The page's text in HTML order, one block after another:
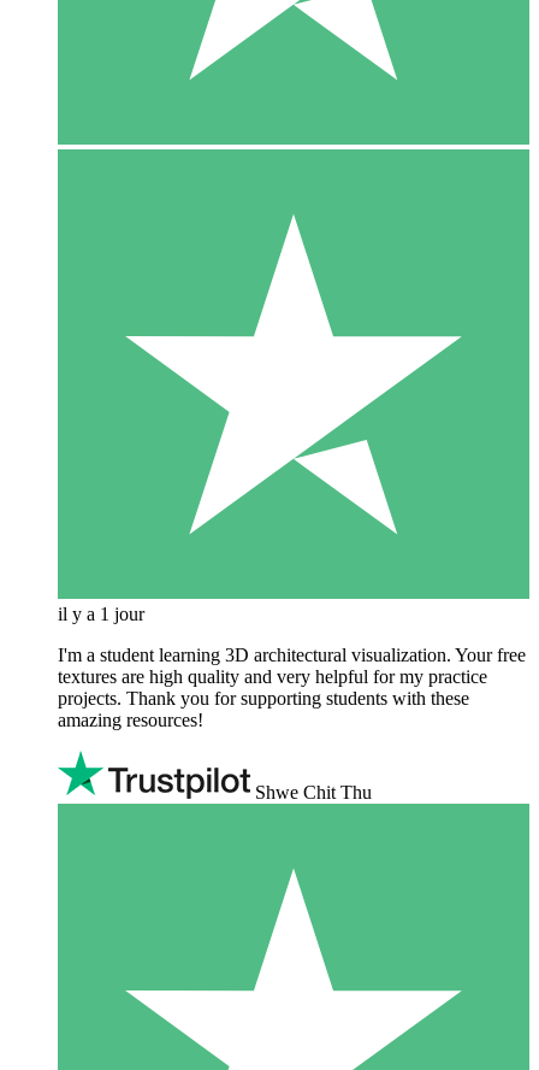
il y a 1 jour
I'm a student learning 3D architectural visualization. Your free
textures are high quality and very helpful for my practice
projects. Thank you for supporting students with these
amazing resources!
Shwe Chit Thu